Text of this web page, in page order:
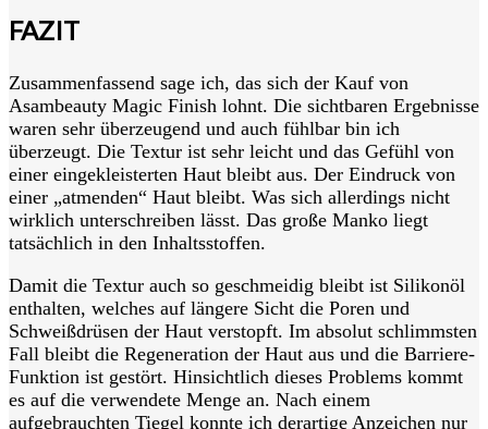
FAZIT
Zusammenfassend sage ich, das sich der Kauf von
Asambeauty Magic Finish lohnt. Die sichtbaren Ergebnisse
waren sehr überzeugend und auch fühlbar bin ich
überzeugt. Die Textur ist sehr leicht und das Gefühl von
einer eingekleisterten Haut bleibt aus. Der Eindruck von
einer „atmenden“ Haut bleibt. Was sich allerdings nicht
wirklich unterschreiben lässt. Das große Manko liegt
tatsächlich in den Inhaltsstoffen.
Damit die Textur auch so geschmeidig bleibt ist Silikonöl
enthalten, welches auf längere Sicht die Poren und
Schweißdrüsen der Haut verstopft. Im absolut schlimmsten
Fall bleibt die Regeneration der Haut aus und die Barriere-
Funktion ist gestört. Hinsichtlich dieses Problems kommt
es auf die verwendete Menge an. Nach einem
aufgebrauchten Tiegel konnte ich derartige Anzeichen nur